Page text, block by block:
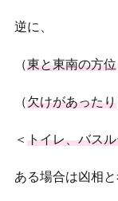
逆に、
（東と東南の方位
（欠けがあったり
＜ トイレ、バス
ある場合は凶相